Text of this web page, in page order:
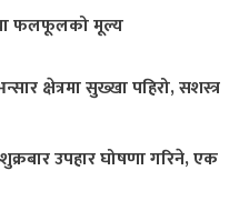
फलफूलको मूल्य
क्षेत्रमा सुख्खा पहिरो, सशस्त्र
शुक्रबार उपहार घोषणा गरिने, एक